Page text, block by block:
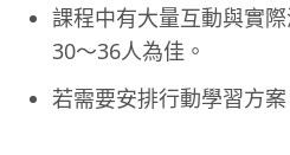
課程中有大量互動與實
30～36人為佳。
若需要安排行動學習方